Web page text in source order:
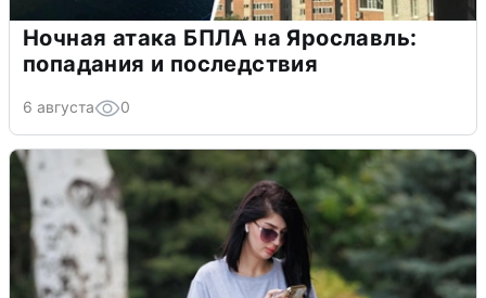
Ночная атака БПЛА на Ярославль:
попадания и последствия
6 августа 0